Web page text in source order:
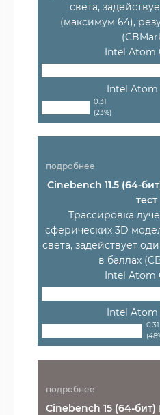
света,
(максимум 64),
Intel Atom
Intel Atom
0.31
(23%)
подробнее
Cinebench 11.5 (64-
тест
Трассировка
сферических 3D
света, задействует
в баллах
Intel Atom
Intel Atom
0.31
подробнее
Cinebench 15 (64-